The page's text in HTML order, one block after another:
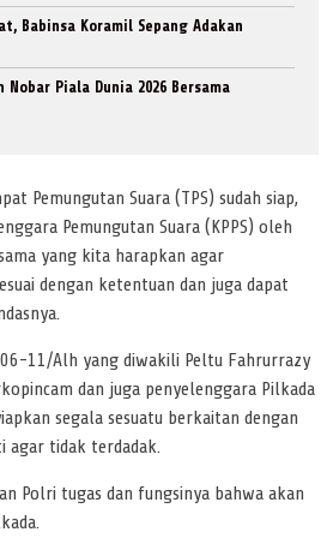
Babinsa Koramil Sepang Adakan
Nobar Piala Dunia 2026 Bersama
Pemungutan Suara (TPS) sudah siap,
Pemungutan Suara (KPPS) oleh
yang kita harapkan agar
dengan ketentuan dan juga dapat
11/Alh yang diwakili Peltu Fahrurrazy
dan juga penyelenggara Pilkada
segala sesuatu berkaitan dengan
agar tidak terdadak.
Polri tugas dan fungsinya bahwa akan